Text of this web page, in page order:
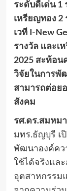
ระดับดีเด่น 1
เหรียญทอง 2
เวที I-New
รางวัล และเ
2025 สะท้อน
วิจัยในการพั
สามารถต่อย
สังคม
รศ.ดร.สมหม
มทร.ธัญบุรี เ
พัฒนาองค์คว
ใช้ได้จริงแล
อุตสาหกรรม